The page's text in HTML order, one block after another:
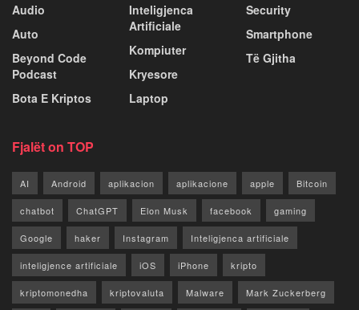
Audio
Auto
Beyond Code
Podcast
Bota E Kriptos
Inteligjenca
Artificiale
Kompiuter
Kryesore
Laptop
Security
Smartphone
Të Gjitha
Fjalët on TOP
AI Android aplikacion aplikacione apple Bitcoin
chatbot ChatGPT Elon Musk facebook gaming
Google haker Instagram Inteligjenca artificiale
inteligjence artificiale iOS iPhone kripto
kriptomonedha kriptovaluta Malware Mark Zuckerberg